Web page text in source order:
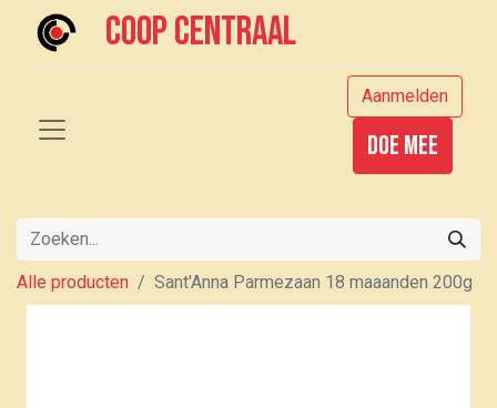
Coop centraal
Aanmelden
Doe mee
Alle producten Sant'Anna Parmezaan 18 maaanden 200g